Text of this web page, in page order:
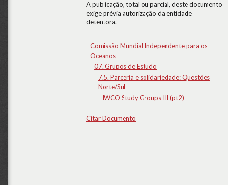
A publicação, total ou parcial, deste documento
exige prévia autorização da entidade
detentora.
Comissão Mundial Independente para os
Oceanos
07. Grupos de Estudo
7.5. Parceria e solidariedade: Questões
Norte/Sul
IWCO Study Groups III (pt2)
Citar Documento